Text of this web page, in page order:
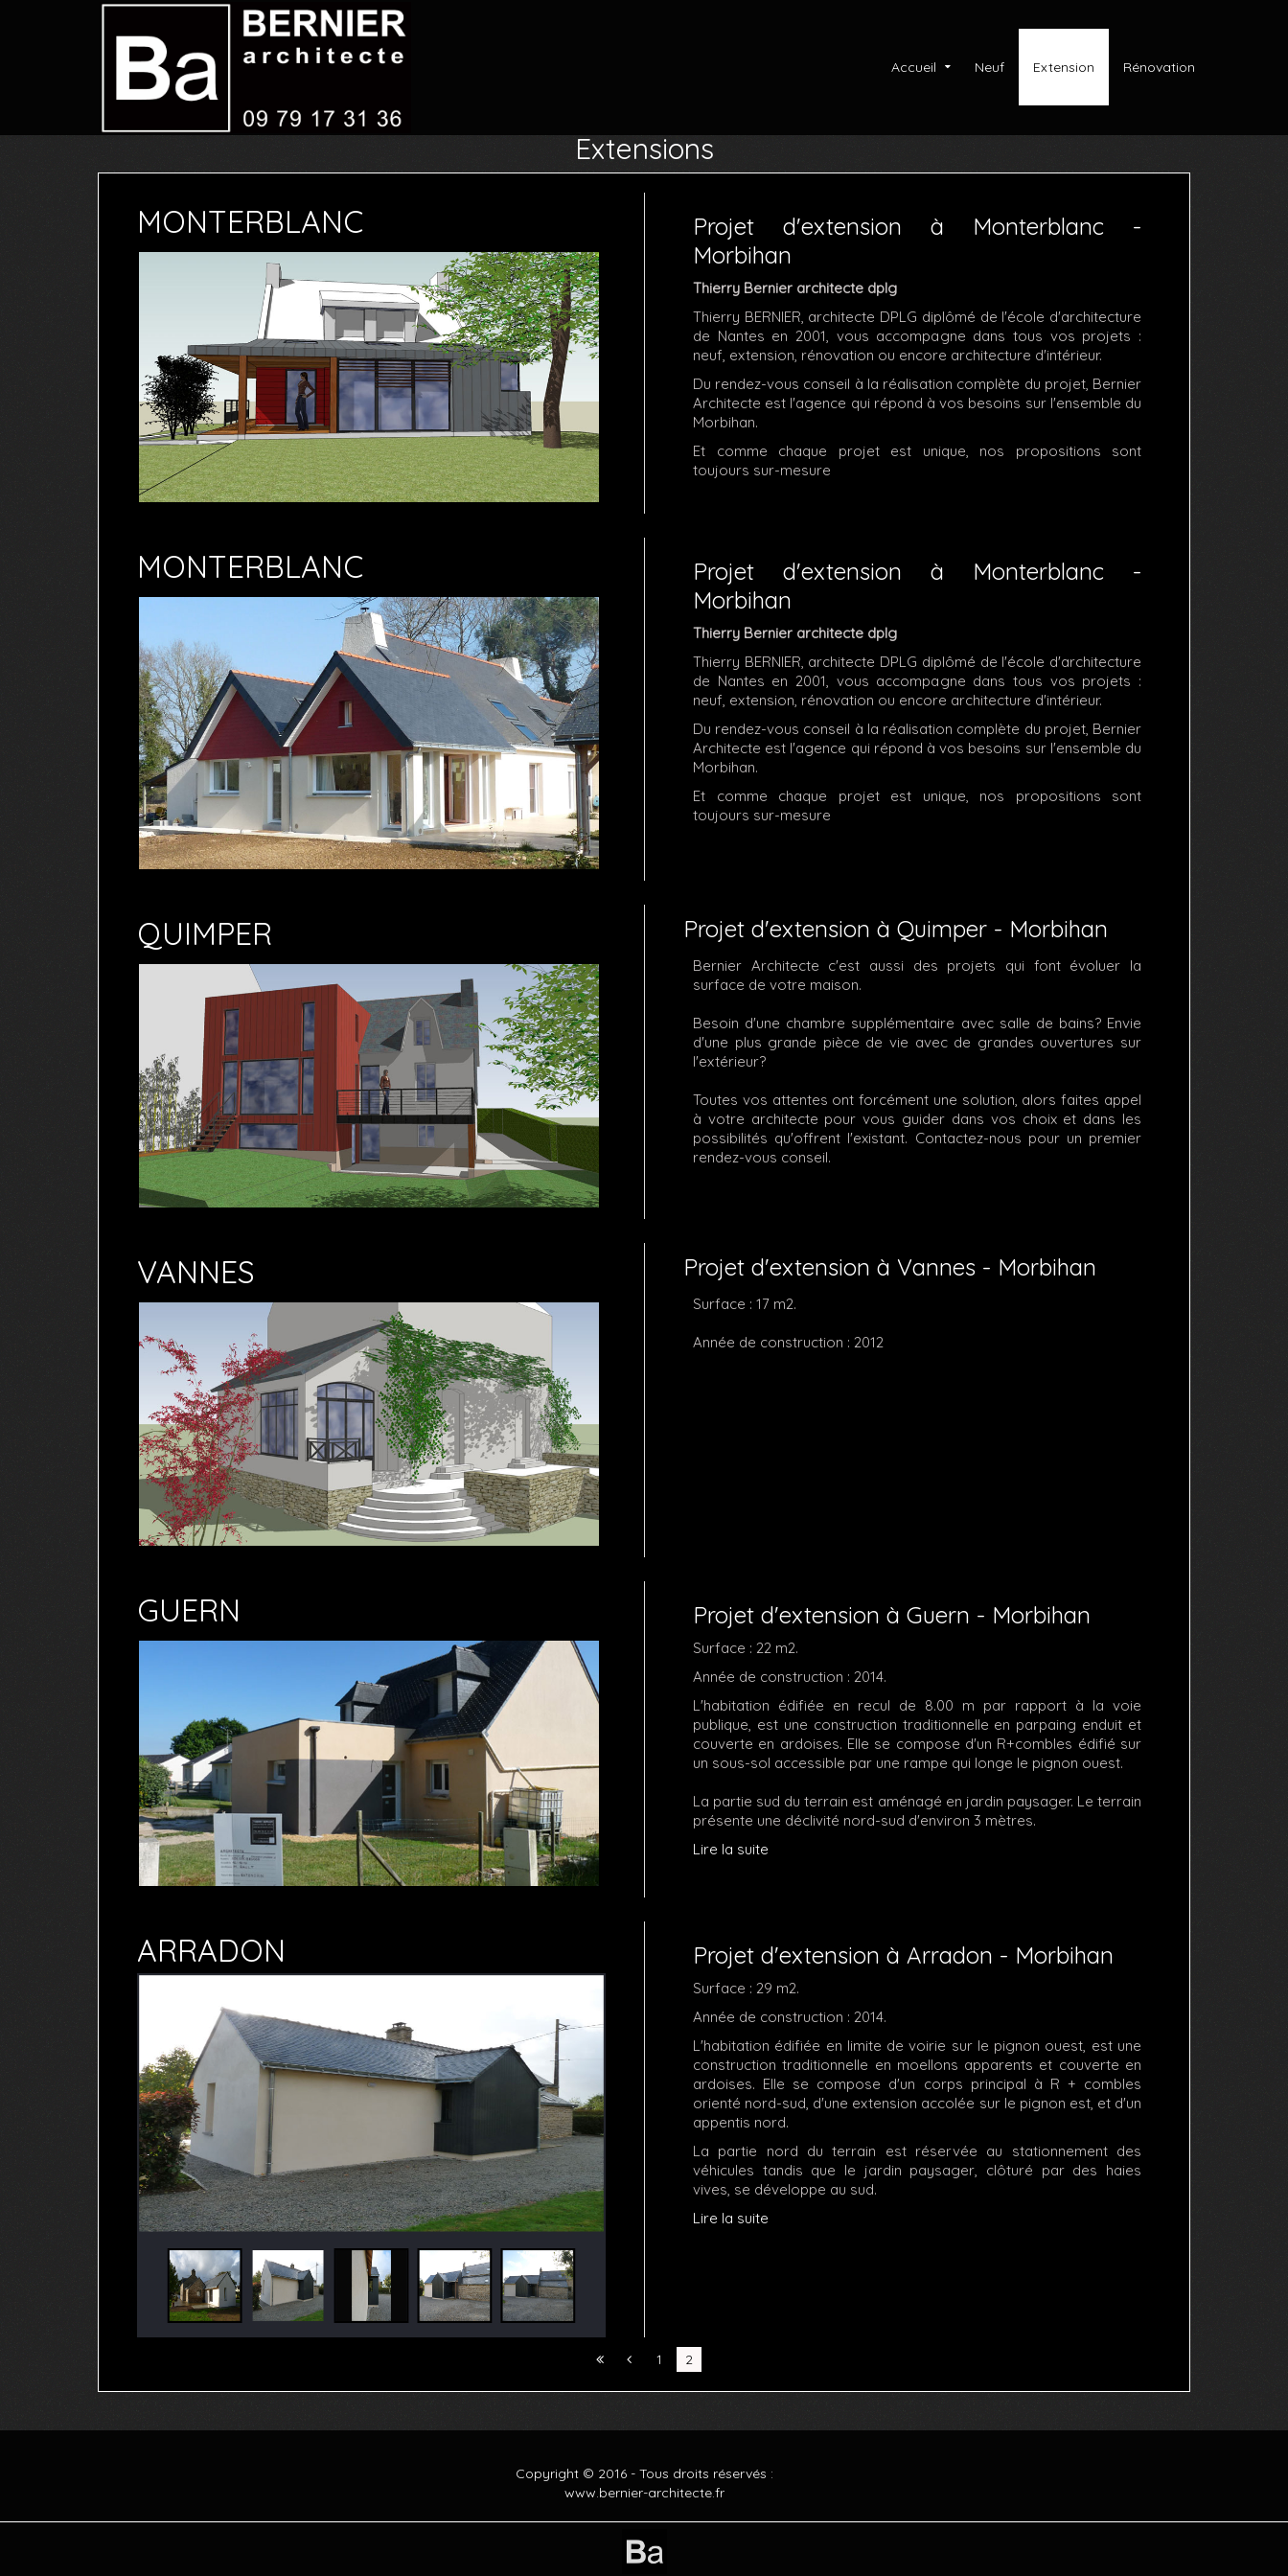
Accueil Neuf Extension Rénovation
Extensions
MONTERBLANC
Projet d'extension à Monterblanc -
Morbihan
Thierry Bernier architecte dplg
Thierry BERNIER, architecte DPLG diplômé de l'école d'architecture
de Nantes en 2001, vous accompagne dans tous vos projets :
neuf, extension, rénovation ou encore architecture d'intérieur.
Du rendez-vous conseil à la réalisation complète du projet, Bernier
Architecte est l'agence qui répond à vos besoins sur l'ensemble du
Morbihan.
Et comme chaque projet est unique, nos propositions sont
toujours sur-mesure
MONTERBLANC
Projet d'extension à Monterblanc -
Morbihan
Thierry Bernier architecte dplg
Thierry BERNIER, architecte DPLG diplômé de l'école d'architecture
de Nantes en 2001, vous accompagne dans tous vos projets :
neuf, extension, rénovation ou encore architecture d'intérieur.
Du rendez-vous conseil à la réalisation complète du projet, Bernier
Architecte est l'agence qui répond à vos besoins sur l'ensemble du
Morbihan.
Et comme chaque projet est unique, nos propositions sont
toujours sur-mesure
QUIMPER Projet d'extension à Quimper - Morbihan
Bernier Architecte c'est aussi des projets qui font évoluer la
surface de votre maison.
Besoin d'une chambre supplémentaire avec salle de bains? Envie
d'une plus grande pièce de vie avec de grandes ouvertures sur
l'extérieur?
Toutes vos attentes ont forcément une solution, alors faites appel
à votre architecte pour vous guider dans vos choix et dans les
possibilités qu'offrent l'existant. Contactez-nous pour un premier
rendez-vous conseil.
VANNES Projet d'extension à Vannes - Morbihan
Surface : 17 m2.
Année de construction : 2012
GUERN Projet d'extension à Guern - Morbihan
Surface : 22 m2.
Année de construction : 2014.
L'habitation édifiée en recul de 8.00 m par rapport à la voie
publique, est une construction traditionnelle en parpaing enduit et
couverte en ardoises. Elle se compose d'un R+combles édifié sur
un sous-sol accessible par une rampe qui longe le pignon ouest.
La partie sud du terrain est aménagé en jardin paysager. Le terrain
présente une déclivité nord-sud d'environ 3 mètres.
Lire la suite
ARRADON Projet d'extension à Arradon - Morbihan
Surface : 29 m2.
Année de construction : 2014.
L'habitation édifiée en limite de voirie sur le pignon ouest, est une
construction traditionnelle en moellons apparents et couverte en
ardoises. Elle se compose d'un corps principal à R + combles
orienté nord-sud, d'une extension accolée sur le pignon est, et d'un
appentis nord.
La partie nord du terrain est réservée au stationnement des
véhicules tandis que le jardin paysager, clôturé par des haies
vives, se développe au sud.
Lire la suite
1 2
Copyright © 2016 - Tous droits réservés :
www.bernier-architecte.fr